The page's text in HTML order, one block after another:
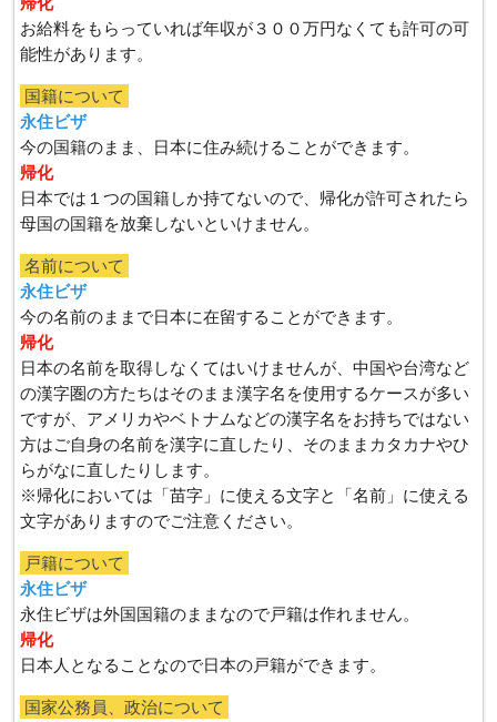
お給料をもらっていれば年収が３００万円なくても許可の可
能性があります。
国籍について
永住ビザ
今の国籍のまま、日本に住み続けることができます。
帰化
日本では１つの国籍しか持てないので、帰化が許可されたら
母国の国籍を放棄しないといけません。
名前について
永住ビザ
今の名前のままで日本に在留することができます。
帰化
日本の名前を取得しなくてはいけませんが、中国や台湾など
の漢字圏の方たちはそのまま漢字名を使用するケースが多い
ですが、アメリカやベトナムなどの漢字名をお持ちではない
方はご自身の名前を漢字に直したり、そのままカタカナやひ
らがなに直したりします。
※帰化においては「苗字」に使える文字と「名前」に使える
文字がありますのでご注意ください。
戸籍について
永住ビザ
永住ビザは外国国籍のままなので戸籍は作れません。
帰化
日本人となることなので日本の戸籍ができます。
国家公務員、政治について